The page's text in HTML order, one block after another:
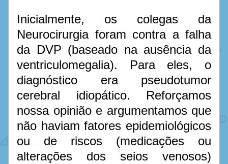
Inicialmente, os colegas da
Neurocirurgia foram contra a falha
da DVP (baseado na ausência da
ventriculomegalia). Para eles, o
diagnóstico era pseudotumor
cerebral idiopático. Reforçamos
nossa opinião e argumentamos que
não haviam fatores epidemiológicos
ou de riscos (medicações ou
alterações dos seios venosos)